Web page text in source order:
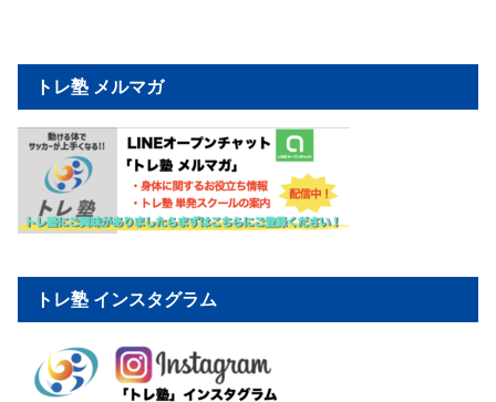
トレ塾 メルマガ
トレ塾 インスタグラム